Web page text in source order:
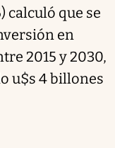
calculó que se
en
2015 y 2030,
u$s 4 billones